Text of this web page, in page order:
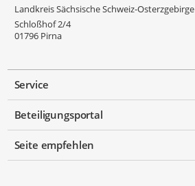
Landkreis Sächsische Schweiz-Osterzgebirge
Schloßhof 2/4
01796 Pirna
Service
Beteiligungsportal
Seite empfehlen